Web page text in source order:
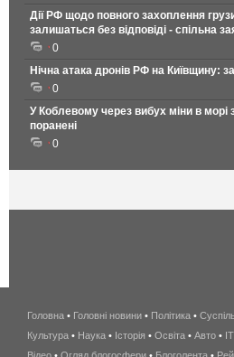
Дії РФ щодо повного захоплення
залишаться без відповіді - спільна
0
Нічна атака дронів РФ на Київщину:
0
У Коблевому через вибух міни в морі
поранені
0
Головна • Головні новини • Політика •
Культура • Наука • Історія • Освіта • Авто • IT
Відео • Огляд блогосфери • Блоголента •